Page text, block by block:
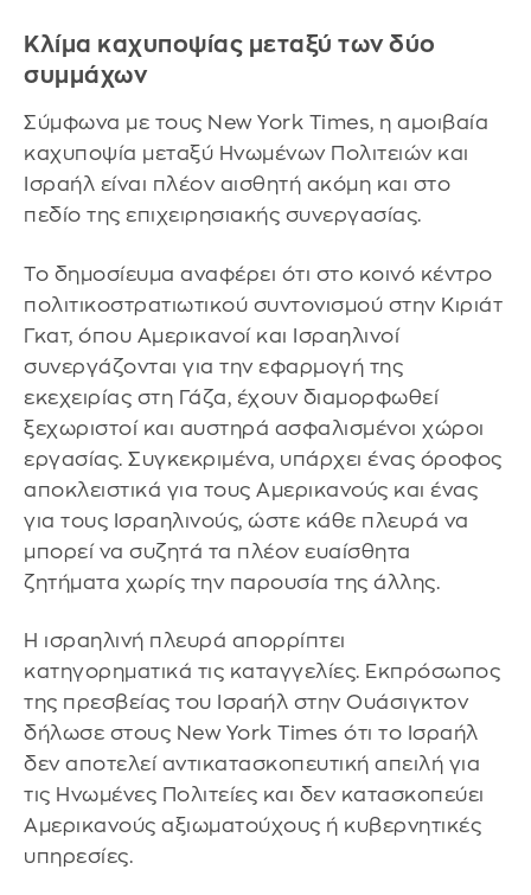
Κλίμα καχυποψίας μεταξύ των δύο
συμμάχων
Σύμφωνα με τους New York Times, η αμοιβαία
καχυποψία μεταξύ Ηνωμένων Πολιτειών και
Ισραήλ είναι πλέον αισθητή ακόμη και στο
πεδίο της επιχειρησιακής συνεργασίας.
Το δημοσίευμα αναφέρει ότι στο κοινό κέντρο
πολιτικοστρατιωτικού συντονισμού στην Κιριάτ
Γκατ, όπου Αμερικανοί και Ισραηλινοί
συνεργάζονται για την εφαρμογή της
εκεχειρίας στη Γάζα, έχουν διαμορφωθεί
ξεχωριστοί και αυστηρά ασφαλισμένοι χώροι
εργασίας. Συγκεκριμένα, υπάρχει ένας όροφος
αποκλειστικά για τους Αμερικανούς και ένας
για τους Ισραηλινούς, ώστε κάθε πλευρά να
μπορεί να συζητά τα πλέον ευαίσθητα
ζητήματα χωρίς την παρουσία της άλλης.
Η ισραηλινή πλευρά απορρίπτει
κατηγορηματικά τις καταγγελίες. Εκπρόσωπος
της πρεσβείας του Ισραήλ στην Ουάσιγκτον
δήλωσε στους New York Times ότι το Ισραήλ
δεν αποτελεί αντικατασκοπευτική απειλή για
τις Ηνωμένες Πολιτείες και δεν κατασκοπεύει
Αμερικανούς αξιωματούχους ή κυβερνητικές
υπηρεσίες.